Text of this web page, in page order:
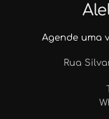
Agende uma
Rua